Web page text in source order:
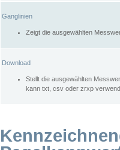
Ganglinien
Zeigt die ausgewählten
Download
Stellt die ausgewählten
kann txt, csv oder zrxp